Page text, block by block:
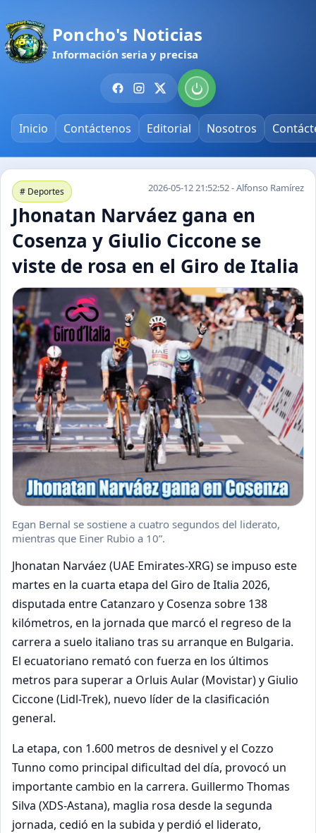
Poncho's Noticias
Información seria y precisa
Inicio Contáctenos Editorial Nosotros
# Deportes 2026-05-12 21:52:52 - Alfonso Ramírez
Jhonatan Narváez gana en
Cosenza y Giulio Ciccone se
viste de rosa en el Giro de Italia
Egan Bernal se sostiene a cuatro segundos del liderato,
mientras que Einer Rubio a 10”.
Jhonatan Narváez (UAE Emirates-XRG) se impuso este
martes en la cuarta etapa del Giro de Italia 2026,
disputada entre Catanzaro y Cosenza sobre 138
kilómetros, en la jornada que marcó el regreso de la
carrera a suelo italiano tras su arranque en Bulgaria.
El ecuatoriano remató con fuerza en los últimos
metros para superar a Orluis Aular (Movistar) y Giulio
Ciccone (Lidl-Trek), nuevo líder de la clasificación
general.
La etapa, con 1.600 metros de desnivel y el Cozzo
Tunno como principal dificultad del día, provocó un
importante cambio en la carrera. Guillermo Thomas
Silva (XDS-Astana), maglia rosa desde la segunda
jornada, cedió en la subida y perdió el liderato,